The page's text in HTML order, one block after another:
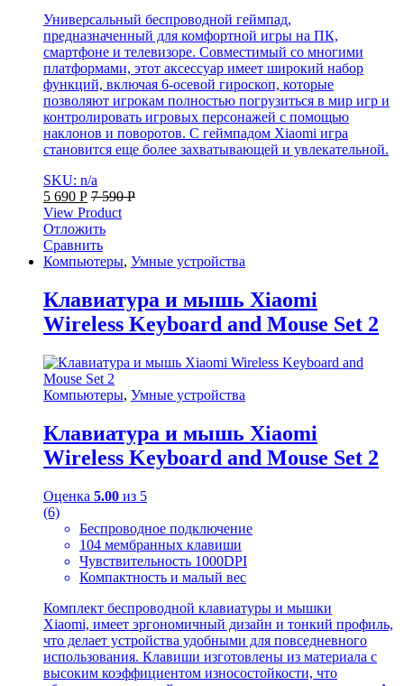
Универсальный беспроводной геймпад,
предназначенный для комфортной игры на ПК,
смартфоне и телевизоре. Совместимый со многими
платформами, этот аксессуар имеет широкий набор
функций, включая 6-осевой гироскоп, которые
позволяют игрокам полностью погрузиться в мир игр и
контролировать игровых персонажей с помощью
наклонов и поворотов. С геймпадом Xiaomi игра
становится еще более захватывающей и увлекательной.
SKU: n/a
5 690 Р 7 590Р
View Product
Отложить
Сравнить
Компьютеры, Умные устройства
Клавиатура и мышь Xiaomi
Wireless Keyboard and Mouse Set 2
Компьютеры, Умные устройства
Клавиатура и мышь Xiaomi
Wireless Keyboard and Mouse Set 2
Оценка 5.00 из 5
(6)
Беспроводное подключение
104 мембранных клавиши
Чувствительность 1000DPI
Компактность и малый вес
Комплект беспроводной клавиатуры и мышки
Xiaomi, имеет эргономичный дизайн и тонкий профиль,
что делает устройства удобными для повседневного
использования. Клавиши изготовлены из материала с
высоким коэффициентом износостойкости, что